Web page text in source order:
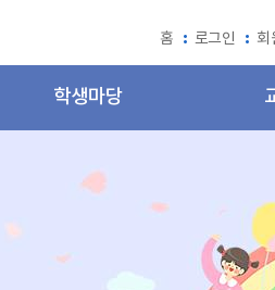
홈 로그인 회
학생마당